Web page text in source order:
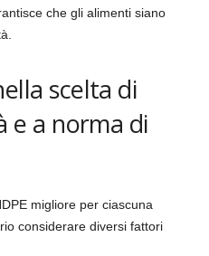
che gli alimenti siano
scelta di
e a norma di
migliore per ciascuna
considerare diversi fattori